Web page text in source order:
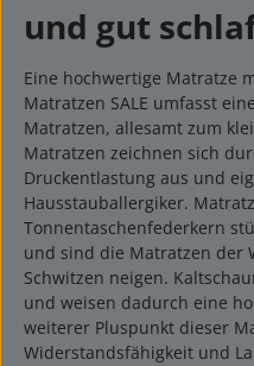
und gut
Eine hochwertige Matratze
Matratzen SALE umfasst
Matratzen, allesamt zum
Matratzen zeichnen sich
Druckentlastung aus und
Hausstauballergiker.
Tonnentaschenfederkern
und sind die Matratzen der
Schwitzen neigen.
und weisen dadurch eine
weiterer Pluspunkt dieser
Widerstandsfähigkeit und